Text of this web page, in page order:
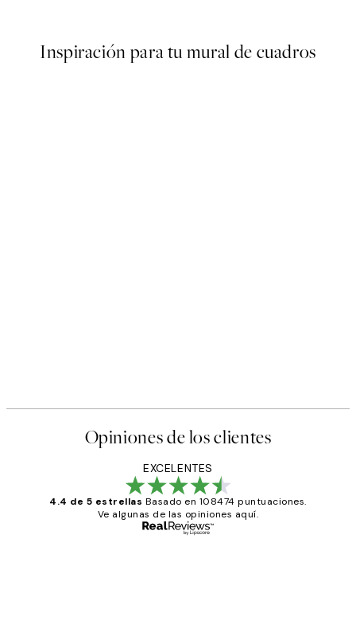
Inspiración para tu mural de cuadros
Opiniones de los clientes
EXCELENTES
4.4 de 5 estrellas Basado en 108474 puntuaciones.
Ve algunas de las opiniones aquí.